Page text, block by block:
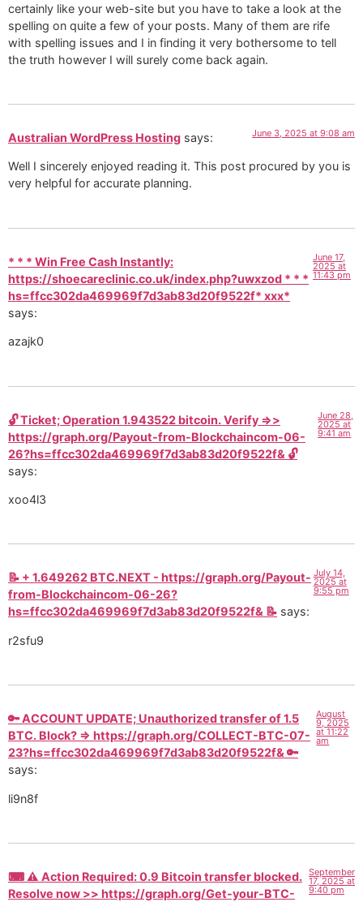
certainly like your web-site but you have to take a look at the
spelling on quite a few of your posts. Many of them are rife
with spelling issues and I in finding it very bothersome to tell
the truth however I will surely come back again.
Australian WordPress Hosting says: June 3, 2025 at 9:08 am
Well I sincerely enjoyed reading it. This post procured by you is
very helpful for accurate planning.
* * * Win Free Cash Instantly:
https://shoecareclinic.co.uk/index.php?uwxzod * * *
hs=ffcc302da469969f7d3ab83d20f9522f* ххх*
says:
June 17,
2025 at
11:43 pm
azajk0
🔓 Ticket; Operation 1.943522 bitcoin. Verify =>>
https://graph.org/Payout-from-Blockchaincom-06-
26?hs=ffcc302da469969f7d3ab83d20f9522f& 🔓
says:
June 28,
2025 at
9:41 am
xoo4l3
📝 + 1.649262 BTC.NEXT - https://graph.org/Payout-
from-Blockchaincom-06-26?
hs=ffcc302da469969f7d3ab83d20f9522f& 📝 says:
July 14,
2025 at
9:55 pm
r2sfu9
🔑 ACCOUNT UPDATE; Unauthorized transfer of 1.5
BTC. Block? => https://graph.org/COLLECT-BTC-07-
23?hs=ffcc302da469969f7d3ab83d20f9522f& 🔑
says:
August
9, 2025
at 11:22
am
li9n8f
⌨ ⚠️ Action Required: 0.9 Bitcoin transfer blocked.
Resolve now >> https://graph.org/Get-your-BTC-
September
17, 2025 at
9:40 pm